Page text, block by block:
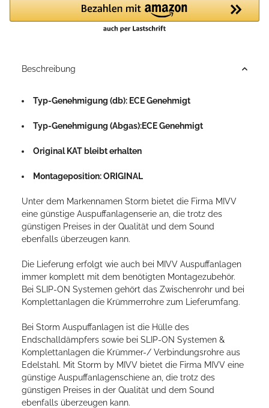
Beschreibung
Typ-Genehmigung (db): ECE Genehmigt
Typ-Genehmigung (Abgas):ECE Genehmigt
Original KAT bleibt erhalten
Montageposition: ORIGINAL
Unter dem Markennamen Storm bietet die Firma MIVV
eine günstige Auspuffanlagenserie an, die trotz des
günstigen Preises in der Qualität und dem Sound
ebenfalls überzeugen kann.
Die Lieferung erfolgt wie auch bei MIVV Auspuffanlagen
immer komplett mit dem benötigten Montagezubehör.
Bei SLIP-ON Systemen gehört das Zwischenrohr und bei
Komplettanlagen die Krümmerrohre zum Lieferumfang.
Bei Storm Auspuffanlagen ist die Hülle des
Endschalldämpfers sowie bei SLIP-ON Systemen &
Komplettanlagen die Krümmer-/ Verbindungsrohre aus
Edelstahl. Mit Storm by MIVV bietet die Firma MIVV eine
günstige Auspuffanlagenschiene an, die trotz des
günstigen Preises in der Qualität und dem Sound
ebenfalls überzeugen kann.